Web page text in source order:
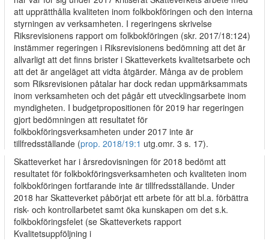
att upprätthålla kvaliteten inom folkbokföringen och den interna
styrningen av verksamheten. I regeringens skrivelse
Riksrevisionens rapport om folkbokföringen (skr. 2017/18:124)
instämmer regeringen i Riksrevisionens bedömning att det är
allvarligt att det finns brister i Skatteverkets kvalitetsarbete och
att det är angeläget att vidta åtgärder. Många av de problem
som Riksrevisionen påtalar har dock redan uppmärksammats
inom verksamheten och det pågår ett utvecklingsarbete inom
myndigheten. I budgetpropositionen för 2019 har regeringen
gjort bedömningen att resultatet för
folkbokföringsverksamheten under 2017 inte är
tillfredsställande (prop. 2018/19:1 utg.omr. 3 s. 17).
Skatteverket har i årsredovisningen för 2018 bedömt att
resultatet för folkbokföringsverksamheten och kvaliteten inom
folkbokföringen fortfarande inte är tillfredsställande. Under
2018 har Skatteverket påbörjat ett arbete för att bl.a. förbättra
risk- och kontrollarbetet samt öka kunskapen om det s.k.
folkbokföringsfelet (se Skatteverkets rapport
Kvalitetsuppföljning i